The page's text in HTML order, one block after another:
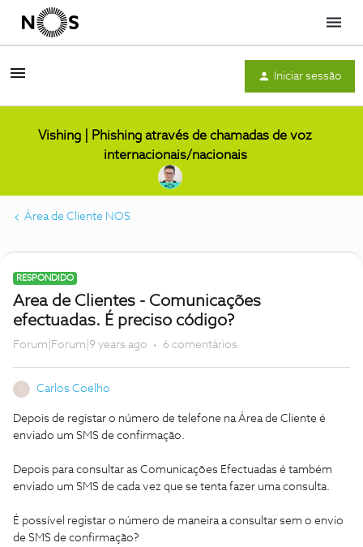
Menu
Iniciar sessão
Vishing | Phishing através de chamadas de voz
internacionais/nacionais
Área de Cliente NOS
RESPONDIDO
Area de Clientes - Comunicações
efectuadas. É preciso código?
Forum|Forum|9 years ago 6 comentários
C Carlos Coelho
Depois de registar o número de telefone na Área de Cliente é
enviado um SMS de confirmação.
Depois para consultar as Comunicações Efectuadas é também
enviado um SMS de cada vez que se tenta fazer uma consulta.
É possível registar o número de maneira a consultar sem o envio
de SMS de confirmação?